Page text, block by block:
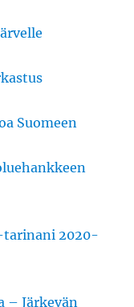
Suomeen
tarinani 2020-
– Järkevän